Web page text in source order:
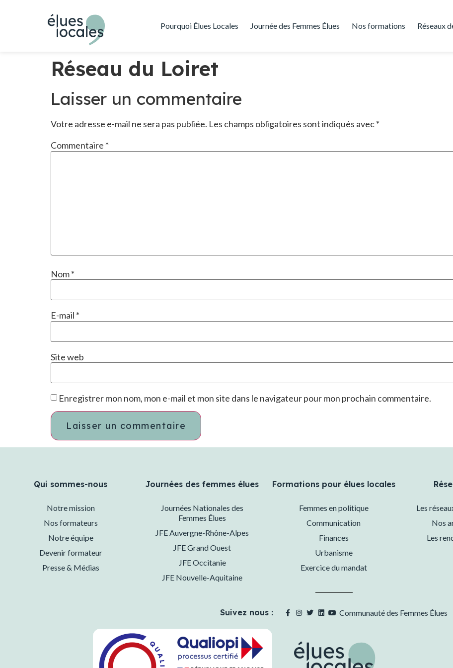
Pourquoi Élues Locales Journée des Femmes Élues Nos formations Réseaux
Réseau du Loiret
Laisser un commentaire
Votre adresse e-mail ne sera pas publiée. Les champs obligatoires sont indiqués avec*
Commentaire *
Nom*
E-mail *
Site web
Enregistrer mon nom, mon e-mail et mon site dans le navigateur pour mon prochain commentaire.
Qui sommes-nous
Notre mission
Nos formateurs
Notre équipe
Devenir formateur
Presse & Médias
Journées des femmes élues
Journées Nationales des
Femmes Élues
JFE Auvergne-Rhône-Alpes
JFE Grand Ouest
JFE Occitanie
JFE Nouvelle-Aquitaine
Formations pour élues locales
Femmes en politique
Communication
Finances
Urbanisme
Exercice du mandat
Les
Nos
Les
Suivez nous : Communauté des Femmes Élues